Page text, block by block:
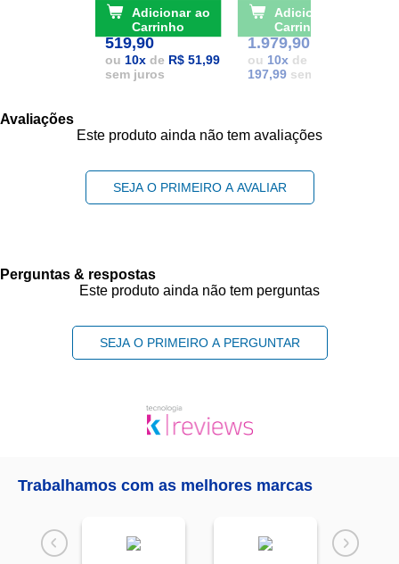
De: R$ 741,17
POR: R$
519,90
ou 10xde R$ 51,99
sem juros
Carrinho
De: R$ 2.111,37
POR: R$
1.979,90
ou 10x de
197,99sem juros
Carrinho
Avaliações
Este produto ainda não tem avaliações
SEJA O PRIMEIRO A AVALIAR
Perguntas & respostas
Este produto ainda não tem perguntas
SEJA O PRIMEIRO A PERGUNTAR
Trabalhamos com as melhores marcas